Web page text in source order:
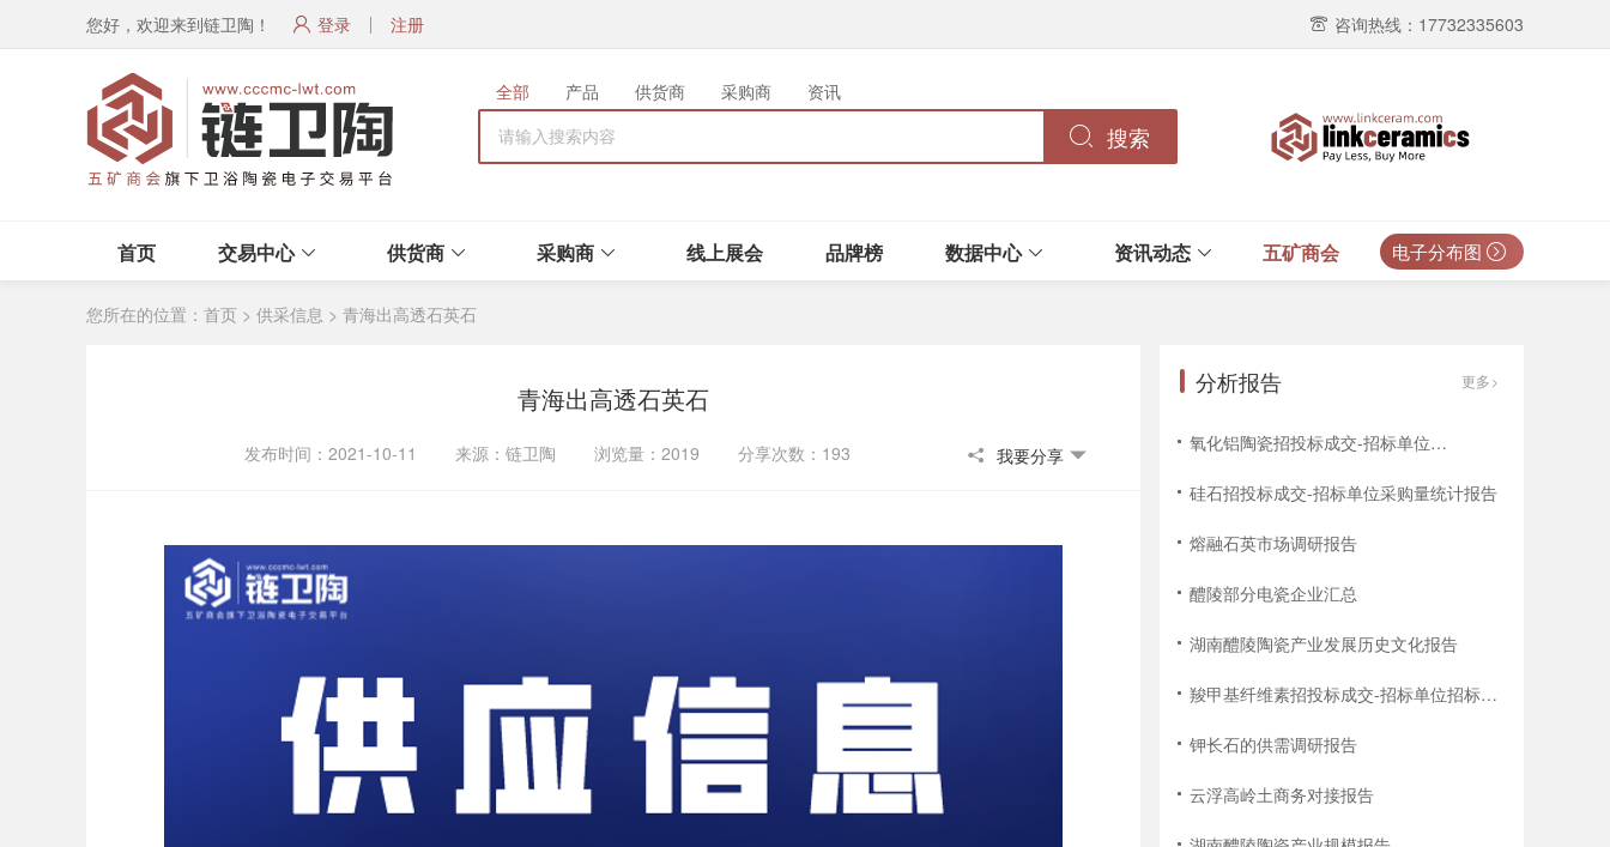
您好，欢迎来到链卫陶！ 登录 注册 咨询热线：17732335603
全部 产品 供货商 采购商
资讯
搜索
首页 交易中心 供货商 采购商 线上展会 品牌榜 数据中心 资讯动态 五矿商会 电子分布图
您所在的位置： 首页 > 供采信息 > 青海出高透石英石
青海出高透石英石
发布时间：2021-10-11 来源：链卫陶 浏览量：2019 分享次数：193 我要分享
分析报告 更多
氧化铝陶瓷招投标成交-招标单位招标次数统计报告
硅石招投标成交-招标单位采购量统计报告
熔融石英市场调研报告
醴陵部分电瓷企业汇总
湖南醴陵陶瓷产业发展历史文化报告
羧甲基纤维素招投标成交-招标单位招标次数统计报告
钾长石的供需调研报告
云浮高岭土商务对接报告